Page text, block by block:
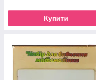
Купити